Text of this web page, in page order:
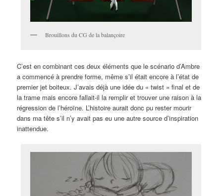
Brouillons du CG de la balançoire
C’est en combinant ces deux éléments que le scénario d’Ambre
a commencé à prendre forme, même s’il était encore à l’état de
premier jet boiteux. J’avais déjà une idée du « twist » final et de
la trame mais encore fallait-il la remplir et trouver une raison à la
régression de l’héroïne. L’histoire aurait donc pu rester mourir
dans ma tête s’il n’y avait pas eu une autre source d’inspiration
inattendue.